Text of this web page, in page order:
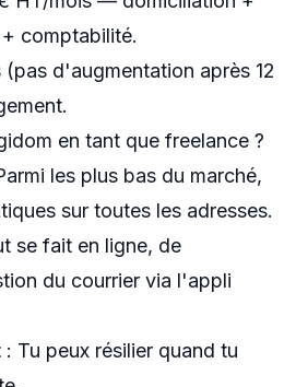
comptabilité.
d'augmentation après 12
en tant que freelance ?
les plus bas du marché,
sur toutes les adresses.
se fait en ligne, de
du courrier via l'appli
: Tu peux résilier quand tu